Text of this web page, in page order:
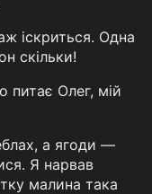
іскриться. Одна
скільки!
Олег, мій
а ягоди —
Я нарвав
малина така